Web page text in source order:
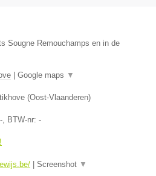
Sougne Remouchamps en in de
Google maps ▼
(Oost-Vlaanderen)
-, BTW-nr: -
Screenshot ▼